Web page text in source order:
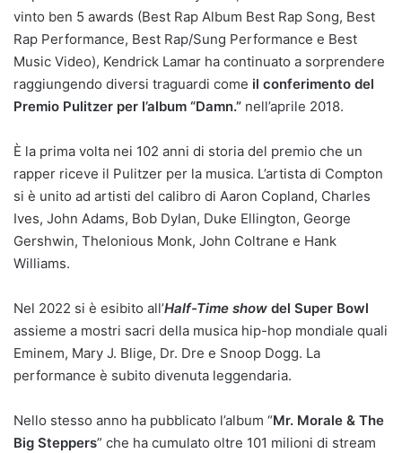
vinto ben 5 awards (Best Rap Album Best Rap Song, Best
Rap Performance, Best Rap/Sung Performance e Best
Music Video), Kendrick Lamar ha continuato a sorprendere
raggiungendo diversi traguardi come il conferimento del
Premio Pulitzer per l’album “Damn.” nell’aprile 2018.
È la prima volta nei 102 anni di storia del premio che un
rapper riceve il Pulitzer per la musica. L’artista di Compton
si è unito ad artisti del calibro di Aaron Copland, Charles
Ives, John Adams, Bob Dylan, Duke Ellington, George
Gershwin, Thelonious Monk, John Coltrane e Hank
Williams.
Nel 2022 si è esibito all’Half-Time show del Super Bowl
assieme a mostri sacri della musica hip-hop mondiale quali
Eminem, Mary J. Blige, Dr. Dre e Snoop Dogg. La
performance è subito divenuta leggendaria.
Nello stesso anno ha pubblicato l’album “Mr. Morale & The
Big Steppers” che ha cumulato oltre 101 milioni di stream